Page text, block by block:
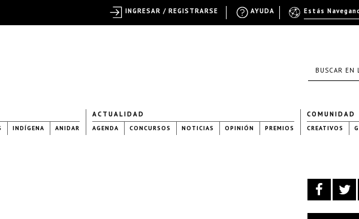
INDÍGENA ANIDAR
ACTUALIDAD
AGENDA CONCURSOS NOTICIAS OPINIÓN PREMIOS
COMUNIDAD
CREATIVOS
Estás
AYUDA
INGRESAR / REGISTRARSE